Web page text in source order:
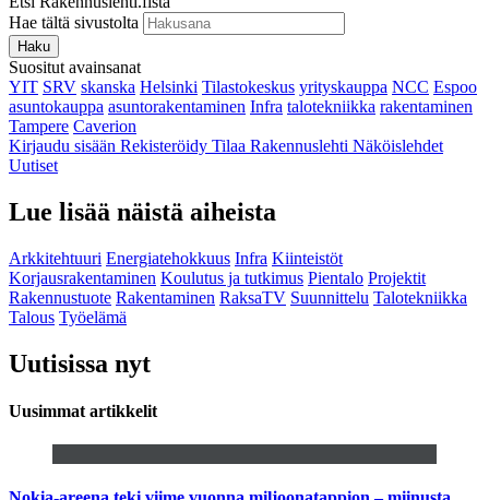
Hae tältä sivustolta
Haku
Suositut avainsanat
YIT SRV skanska Helsinki Tilastokeskus yrityskauppa NCC Espoo
asuntokauppa asuntorakentaminen Infra talotekniikka rakentaminen
Tampere Caverion
Kirjaudu sisään Rekisteröidy Tilaa Rakennuslehti Näköislehdet
Uutiset
Lue lisää näistä aiheista
Arkkitehtuuri Energiatehokkuus Infra Kiinteistöt
Korjausrakentaminen Koulutus ja tutkimus Pientalo Projektit
Rakennustuote Rakentaminen RaksaTV Suunnittelu Talotekniikka
Talous Työelämä
Uutisissa nyt
Uusimmat artikkelit